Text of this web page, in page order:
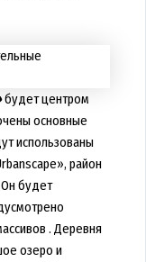
будет центром
основные
использованы
район
будет
. Деревня
озеро и